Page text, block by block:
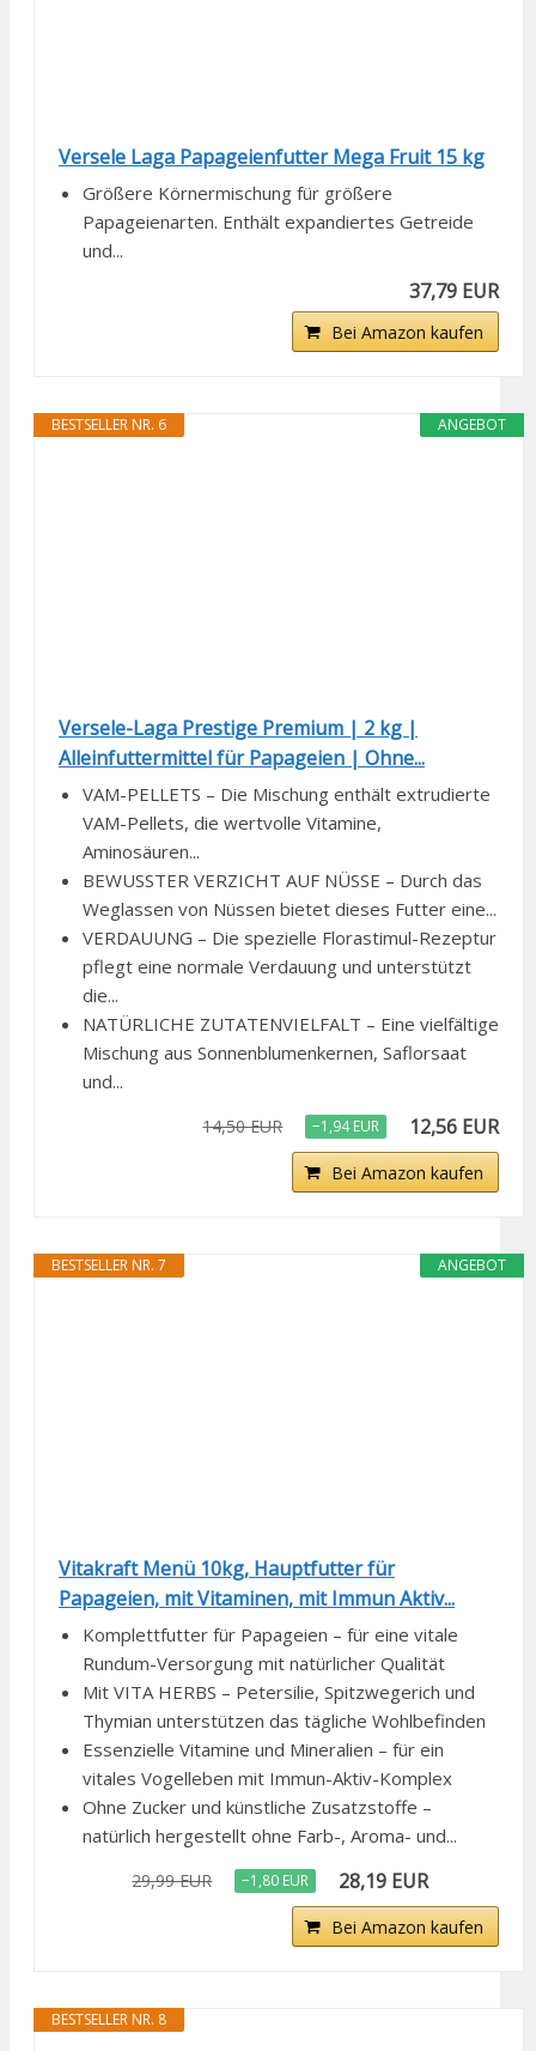
Versele Laga Papageienfutter Mega Fruit 15 kg
Größere Körnermischung für größere
Papageienarten. Enthält expandiertes Getreide
und...
37,79 EUR
Bei Amazon kaufen
ANGEBOT
BESTSELLER NR. 6
Versele-Laga Prestige Premium | 2 kg |
Alleinfuttermittel für Papageien | Ohne...
VAM-PELLETS – Die Mischung enthält extrudierte
VAM-Pellets, die wertvolle Vitamine,
Aminosäuren...
BEWUSSTER VERZICHT AUF NÜSSE – Durch das
Weglassen von Nüssen bietet dieses Futter eine...
VERDAUUNG – Die spezielle Florastimul-Rezeptur
pflegt eine normale Verdauung und unterstützt
die...
NATÜRLICHE ZUTATENVIELFALT – Eine vielfältige
Mischung aus Sonnenblumenkernen, Saflorsaat
und...
14,50 EUR −1,94 EUR 12,56 EUR
Bei Amazon kaufen
ANGEBOT
BESTSELLER NR. 7
Vitakraft Menü 10kg, Hauptfutter für
Papageien, mit Vitaminen, mit Immun Aktiv...
Komplettfutter für Papageien – für eine vitale
Rundum-Versorgung mit natürlicher Qualität
Mit VITA HERBS – Petersilie, Spitzwegerich und
Thymian unterstützen das tägliche Wohlbefinden
Essenzielle Vitamine und Mineralien – für ein
vitales Vogelleben mit Immun-Aktiv-Komplex
Ohne Zucker und künstliche Zusatzstoffe –
natürlich hergestellt ohne Farb-, Aroma- und...
29,99 EUR −1,80 EUR 28,19 EUR
Bei Amazon kaufen
BESTSELLER NR. 8